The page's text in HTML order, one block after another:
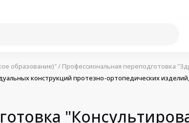
образование)"/ Профессиональная переподготовка
конструкций протезно-ортопедических